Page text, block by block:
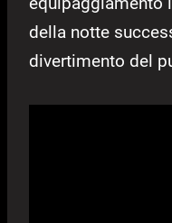
della notte
divertimento del